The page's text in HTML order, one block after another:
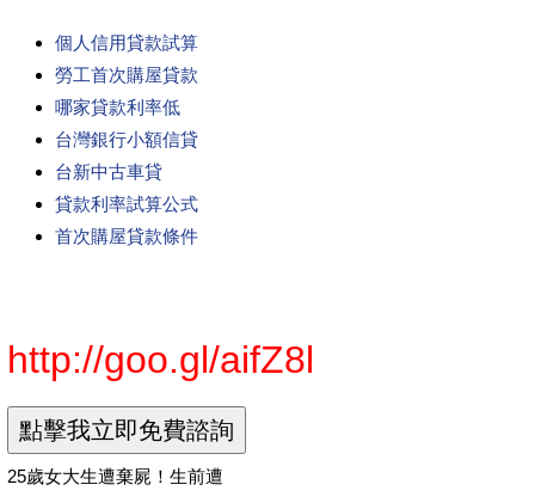
個人信用貸款試算
勞工首次購屋貸款
哪家貸款利率低
台灣銀行小額信貸
台新中古車貸
貸款利率試算公式
首次購屋貸款條件
http://goo.gl/aifZ8l
25歲女大生遭棄屍！生前遭